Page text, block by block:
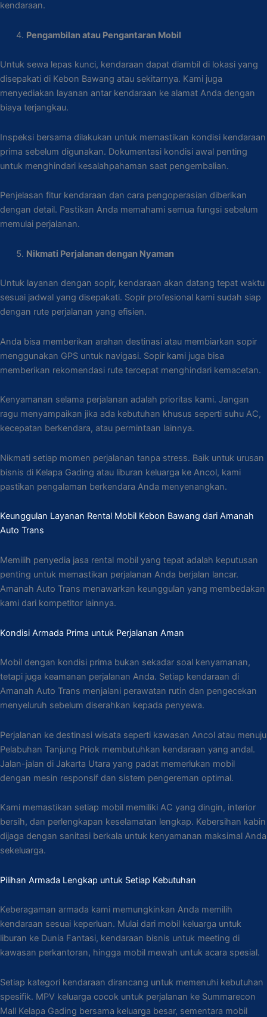
kendaraan.
Pengambilan atau Pengantaran Mobil
Untuk sewa lepas kunci, kendaraan dapat diambil di lokasi yang
disepakati di Kebon Bawang atau sekitarnya. Kami juga
menyediakan layanan antar kendaraan ke alamat Anda dengan
biaya terjangkau.
Inspeksi bersama dilakukan untuk memastikan kondisi kendaraan
prima sebelum digunakan. Dokumentasi kondisi awal penting
untuk menghindari kesalahpahaman saat pengembalian.
Penjelasan fitur kendaraan dan cara pengoperasian diberikan
dengan detail. Pastikan Anda memahami semua fungsi sebelum
memulai perjalanan.
Nikmati Perjalanan dengan Nyaman
Untuk layanan dengan sopir, kendaraan akan datang tepat waktu
sesuai jadwal yang disepakati. Sopir profesional kami sudah siap
dengan rute perjalanan yang efisien.
Anda bisa memberikan arahan destinasi atau membiarkan sopir
menggunakan GPS untuk navigasi. Sopir kami juga bisa
memberikan rekomendasi rute tercepat menghindari kemacetan.
Kenyamanan selama perjalanan adalah prioritas kami. Jangan
ragu menyampaikan jika ada kebutuhan khusus seperti suhu AC,
kecepatan berkendara, atau permintaan lainnya.
Nikmati setiap momen perjalanan tanpa stress. Baik untuk urusan
bisnis di Kelapa Gading atau liburan keluarga ke Ancol, kami
pastikan pengalaman berkendara Anda menyenangkan.
Keunggulan Layanan Rental Mobil Kebon Bawang dari Amanah
Auto Trans
Memilih penyedia jasa rental mobil yang tepat adalah keputusan
penting untuk memastikan perjalanan Anda berjalan lancar.
Amanah Auto Trans menawarkan keunggulan yang membedakan
kami dari kompetitor lainnya.
Kondisi Armada Prima untuk Perjalanan Aman
Mobil dengan kondisi prima bukan sekadar soal kenyamanan,
tetapi juga keamanan perjalanan Anda. Setiap kendaraan di
Amanah Auto Trans menjalani perawatan rutin dan pengecekan
menyeluruh sebelum diserahkan kepada penyewa.
Perjalanan ke destinasi wisata seperti kawasan Ancol atau menuju
Pelabuhan Tanjung Priok membutuhkan kendaraan yang andal.
Jalan-jalan di Jakarta Utara yang padat memerlukan mobil
dengan mesin responsif dan sistem pengereman optimal.
Kami memastikan setiap mobil memiliki AC yang dingin, interior
bersih, dan perlengkapan keselamatan lengkap. Kebersihan kabin
dijaga dengan sanitasi berkala untuk kenyamanan maksimal Anda
sekeluarga.
Pilihan Armada Lengkap untuk Setiap Kebutuhan
Keberagaman armada kami memungkinkan Anda memilih
kendaraan sesuai keperluan. Mulai dari mobil keluarga untuk
liburan ke Dunia Fantasi, kendaraan bisnis untuk meeting di
kawasan perkantoran, hingga mobil mewah untuk acara spesial.
Setiap kategori kendaraan dirancang untuk memenuhi kebutuhan
spesifik. MPV keluarga cocok untuk perjalanan ke Summarecon
Mall Kelapa Gading bersama keluarga besar, sementara mobil